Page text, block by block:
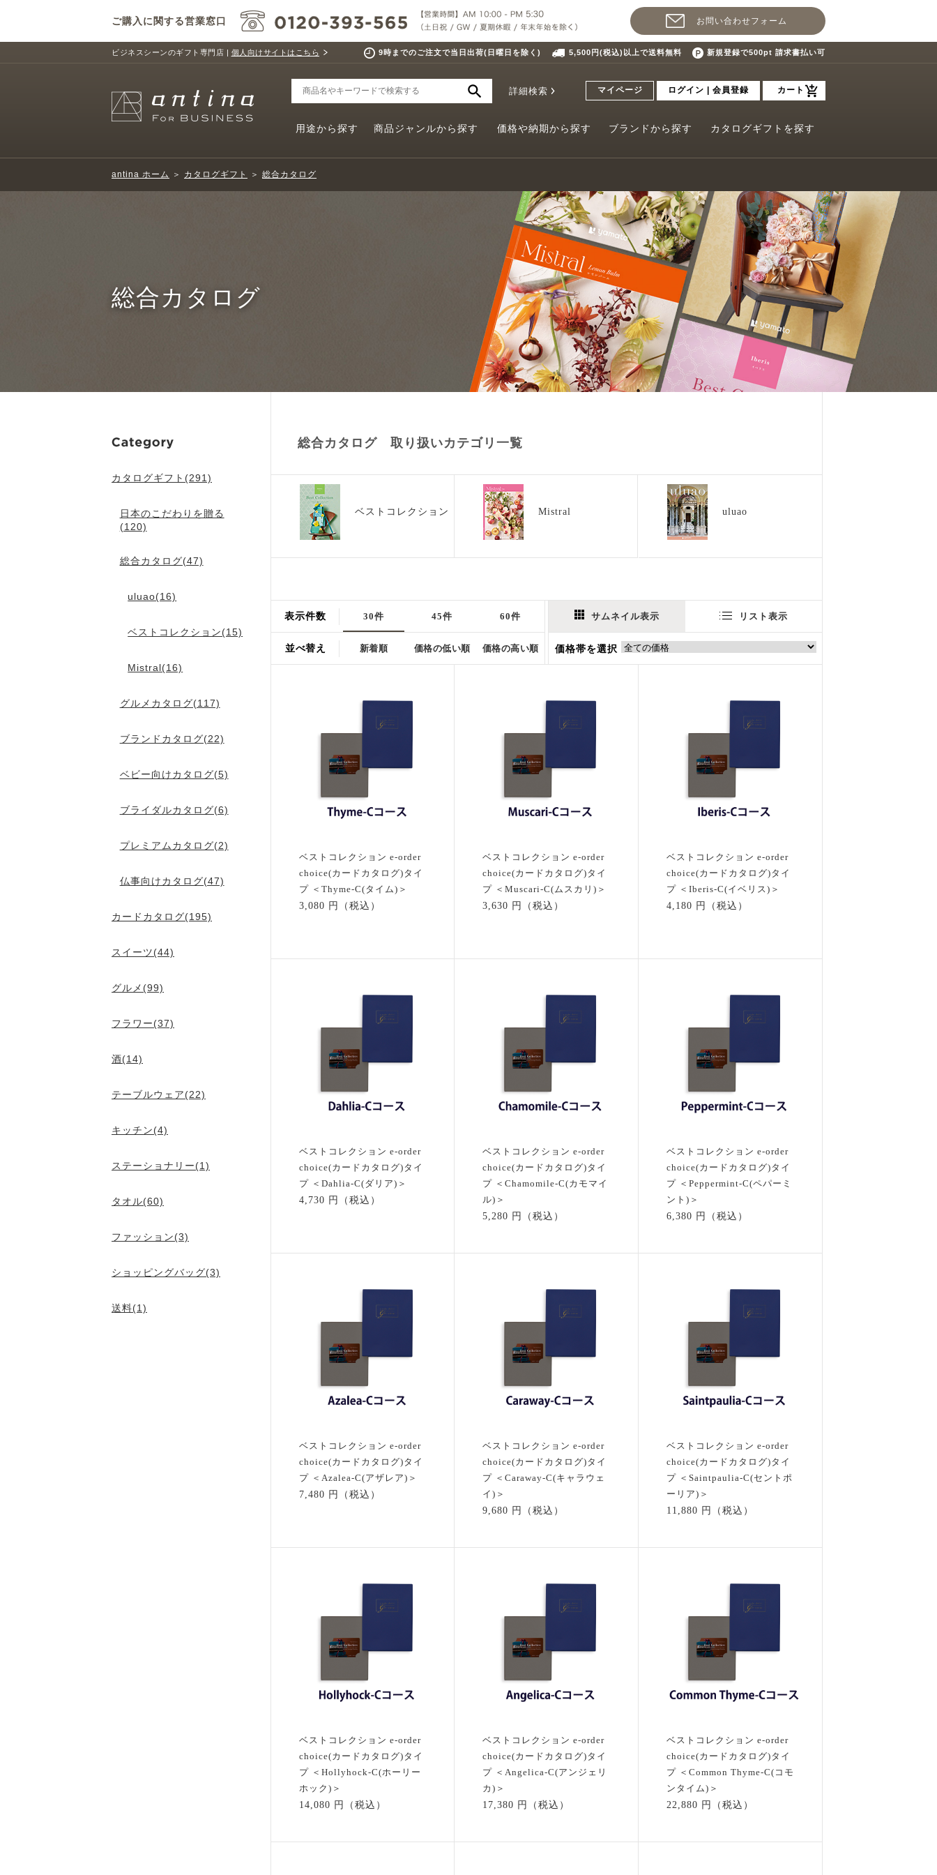
ご購入に関する営業窓口 お問い合わせフォーム
ビジネスシーンのギフト専門店 | 個人向けサイトはこちら 9時までのご注文で当日出荷(日曜日を除く) 5,500円(税込)以上で送料無料 新規登録で500pt 請求書払い可
詳細検索 マイページ ログイン | 会員登録 カート
用途から探す 商品ジャンルから探す 価格や納期から探す ブランドから探す カタログギフトを探す
antina ホーム ＞ カタログギフト ＞ 総合カタログ
総合カタログ
カタログギフト(291)
日本のこだわりを贈る
(120)
総合カタログ(47)
uluao(16)
ベストコレクション(15)
Mistral(16)
グルメカタログ(117)
ブランドカタログ(22)
ベビー向けカタログ(5)
ブライダルカタログ(6)
プレミアムカタログ(2)
仏事向けカタログ(47)
カードカタログ(195)
スイーツ(44)
グルメ(99)
フラワー(37)
酒(14)
テーブルウェア(22)
キッチン(4)
ステーショナリー(1)
タオル(60)
ファッション(3)
ショッピングバッグ(3)
送料(1)
総合カタログ 取り扱いカテゴリ一覧
ベストコレクション Mistral uluao
表示件数 30件 45件 60件
並べ替え 新着順 価格の低い順 価格の高い順
サムネイル表示 リスト表示
価格帯を選択
ベストコレクション e-order
choice(カードカタログ)タイ
プ ＜Thyme-C(タイム)＞
3,080 円（税込）
ベストコレクション e-order
choice(カードカタログ)タイ
プ ＜Muscari-C(ムスカリ)＞
3,630 円（税込）
ベストコレクション e-order
choice(カードカタログ)タイ
プ ＜Iberis-C(イベリス)＞
4,180 円（税込）
ベストコレクション e-order
choice(カードカタログ)タイ
プ ＜Dahlia-C(ダリア)＞
4,730 円（税込）
ベストコレクション e-order
choice(カードカタログ)タイ
プ ＜Chamomile-C(カモマイ
ル)＞
5,280 円（税込）
ベストコレクション e-order
choice(カードカタログ)タイ
プ ＜Peppermint-C(ペパーミ
ント)＞
6,380 円（税込）
ベストコレクション e-order
choice(カードカタログ)タイ
プ ＜Azalea-C(アザレア)＞
7,480 円（税込）
ベストコレクション e-order
choice(カードカタログ)タイ
プ ＜Caraway-C(キャラウェ
イ)＞
9,680 円（税込）
ベストコレクション e-order
choice(カードカタログ)タイ
プ ＜Saintpaulia-C(セントポ
ーリア)＞
11,880 円（税込）
ベストコレクション e-order
choice(カードカタログ)タイ
プ ＜Hollyhock-C(ホーリー
ホック)＞
14,080 円（税込）
ベストコレクション e-order
choice(カードカタログ)タイ
プ ＜Angelica-C(アンジェリ
カ)＞
17,380 円（税込）
ベストコレクション e-order
choice(カードカタログ)タイ
プ ＜Common Thyme-C(コモ
ンタイム)＞
22,880 円（税込）